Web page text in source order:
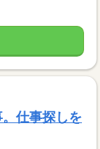
仕事探しを